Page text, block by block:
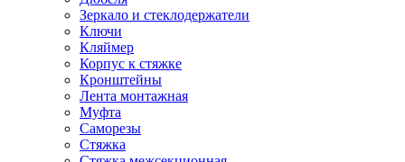
Зеркало и стеклодержатели
Ключи
Кляймер
Корпус к стяжке
Кронштейны
Лента монтажная
Муфта
Саморезы
Стяжка